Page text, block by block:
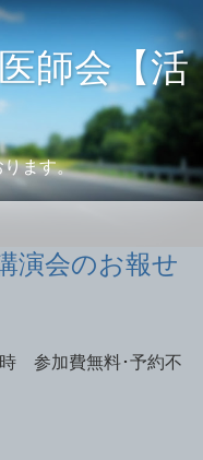
師会【活
ります。
演会のお報せ
参加費無料･予約不